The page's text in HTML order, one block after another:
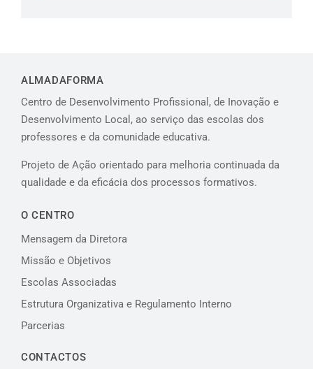
ALMADAFORMA
Centro de Desenvolvimento Profissional, de Inovação e
Desenvolvimento Local, ao serviço das escolas dos
professores e da comunidade educativa.
Projeto de Ação orientado para melhoria continuada da
qualidade e da eficácia dos processos formativos.
O CENTRO
Mensagem da Diretora
Missão e Objetivos
Escolas Associadas
Estrutura Organizativa e Regulamento Interno
Parcerias
CONTACTOS